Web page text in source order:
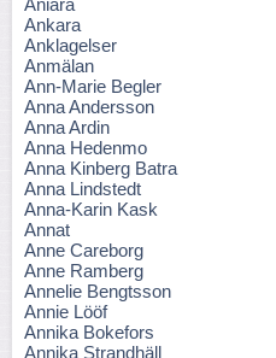
Aniara
Ankara
Anklagelser
Anmälan
Ann-Marie Begler
Anna Andersson
Anna Ardin
Anna Hedenmo
Anna Kinberg Batra
Anna Lindstedt
Anna-Karin Kask
Annat
Anne Careborg
Anne Ramberg
Annelie Bengtsson
Annie Lööf
Annika Bokefors
Annika Strandhäll